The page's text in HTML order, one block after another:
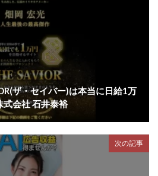
ザ・セイバー)は本当に日給1万
式会社 石井泰裕
次の記事